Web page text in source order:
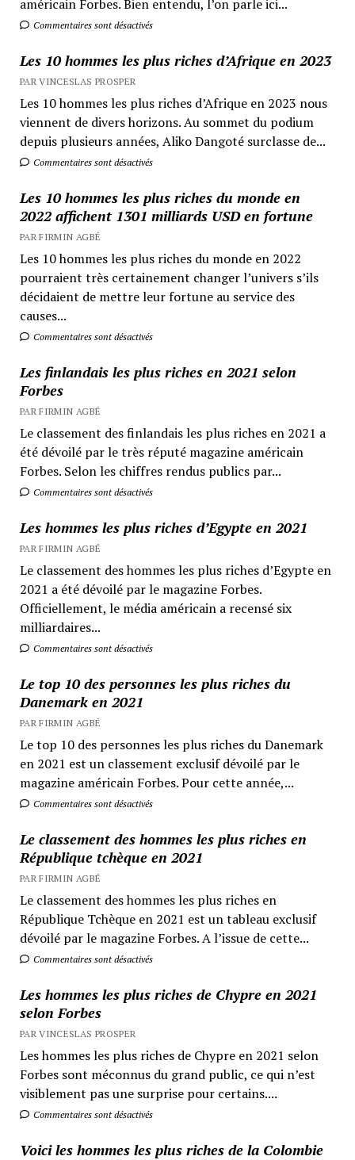
américain Forbes. Bien entendu, l’on parle ici...
Commentaires sont désactivés
Les 10 hommes les plus riches d’Afrique en 2023
PAR VINCESLAS PROSPER
Les 10 hommes les plus riches d’Afrique en 2023 nous
viennent de divers horizons. Au sommet du podium
depuis plusieurs années, Aliko Dangoté surclasse de...
Commentaires sont désactivés
Les 10 hommes les plus riches du monde en
2022 affichent 1301 milliards USD en fortune
PAR FIRMIN AGBÉ
Les 10 hommes les plus riches du monde en 2022
pourraient très certainement changer l’univers s’ils
décidaient de mettre leur fortune au service des
causes...
Commentaires sont désactivés
Les finlandais les plus riches en 2021 selon
Forbes
PAR FIRMIN AGBÉ
Le classement des finlandais les plus riches en 2021 a
été dévoilé par le très réputé magazine américain
Forbes. Selon les chiffres rendus publics par...
Commentaires sont désactivés
Les hommes les plus riches d’Egypte en 2021
PAR FIRMIN AGBÉ
Le classement des hommes les plus riches d’Egypte en
2021 a été dévoilé par le magazine Forbes.
Officiellement, le média américain a recensé six
milliardaires...
Commentaires sont désactivés
Le top 10 des personnes les plus riches du
Danemark en 2021
PAR FIRMIN AGBÉ
Le top 10 des personnes les plus riches du Danemark
en 2021 est un classement exclusif dévoilé par le
magazine américain Forbes. Pour cette année,...
Commentaires sont désactivés
Le classement des hommes les plus riches en
République tchèque en 2021
PAR FIRMIN AGBÉ
Le classement des hommes les plus riches en
République Tchèque en 2021 est un tableau exclusif
dévoilé par le magazine Forbes. A l’issue de cette...
Commentaires sont désactivés
Les hommes les plus riches de Chypre en 2021
selon Forbes
PAR VINCESLAS PROSPER
Les hommes les plus riches de Chypre en 2021 selon
Forbes sont méconnus du grand public, ce qui n’est
visiblement pas une surprise pour certains....
Commentaires sont désactivés
Voici les hommes les plus riches de la Colombie